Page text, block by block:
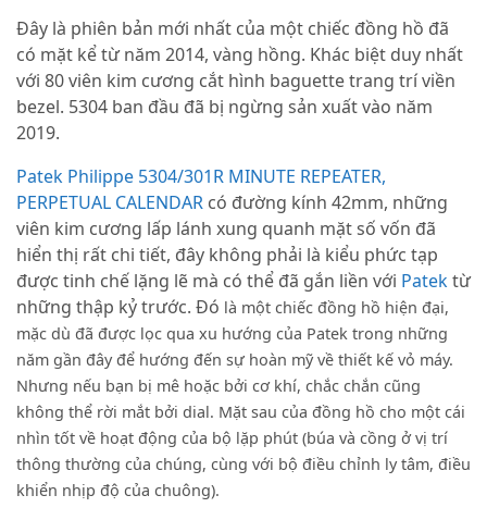
Đây là phiên bản mới nhất của một chiếc đồng hồ đã
có mặt kể từ năm 2014, vàng hồng. Khác biệt duy nhất
với 80 viên kim cương cắt hình baguette trang trí viền
bezel. 5304 ban đầu đã bị ngừng sản xuất vào năm
2019.
Patek Philippe 5304/301R MINUTE REPEATER,
PERPETUAL CALENDAR có đường kính 42mm, những
viên kim cương lấp lánh xung quanh mặt số vốn đã
hiển thị rất chi tiết, đây không phải là kiểu phức tạp
được tinh chế lặng lẽ mà có thể đã gắn liền với Patektừ
những thập kỷ trước. Đó là một chiếc đồng hồ hiện đại,
mặc dù đã được lọc qua xu hướng của Patek trong những
năm gần đây để hướng đến sự hoàn mỹ về thiết kế vỏ máy.
Nhưng nếu bạn bị mê hoặc bởi cơ khí, chắc chắn cũng
không thể rời mắt bởi dial. Mặt sau của đồng hồ cho một cái
nhìn tốt về hoạt động của bộ lặp phút (búa và cồng ở vị trí
thông thường của chúng, cùng với bộ điều chỉnh ly tâm, điều
khiển nhịp độ của chuông).